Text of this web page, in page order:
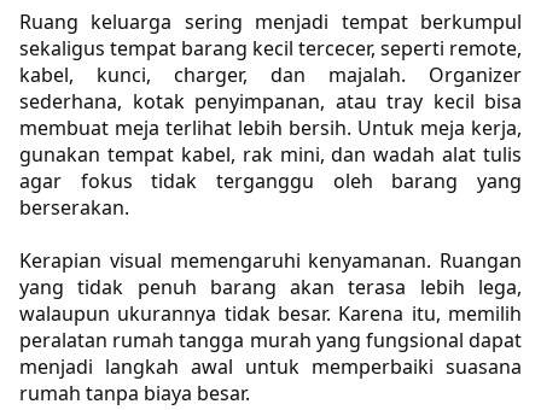
Ruang keluarga sering menjadi tempat berkumpul
sekaligus tempat barang kecil tercecer, seperti remote,
kabel, kunci, charger, dan majalah. Organizer
sederhana, kotak penyimpanan, atau tray kecil bisa
membuat meja terlihat lebih bersih. Untuk meja kerja,
gunakan tempat kabel, rak mini, dan wadah alat tulis
agar fokus tidak terganggu oleh barang yang
berserakan.
Kerapian visual memengaruhi kenyamanan. Ruangan
yang tidak penuh barang akan terasa lebih lega,
walaupun ukurannya tidak besar. Karena itu, memilih
peralatan rumah tangga murah yang fungsional dapat
menjadi langkah awal untuk memperbaiki suasana
rumah tanpa biaya besar.